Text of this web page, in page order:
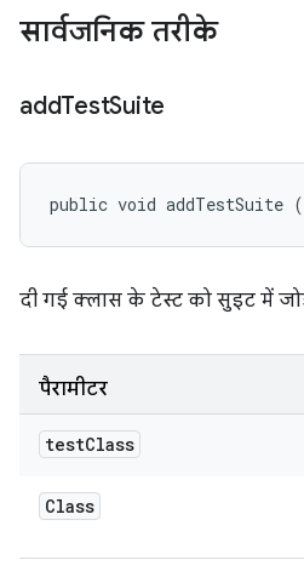
सार्वजनिक तरीके
addTestSuite
public void addTestSuite
दी गई क्लास के टेस्ट को सुइट में
पैरामीटर
testClass
Class